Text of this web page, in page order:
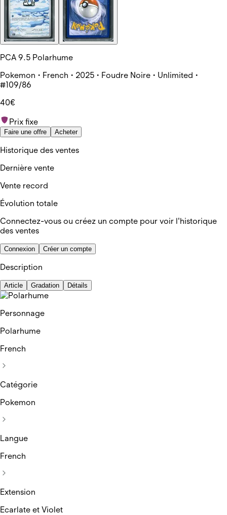
PCA 9.5 Polarhume
Pokemon • French • 2025 • Foudre Noire • Unlimited •
#109/86
40€
Prix fixe
Faire une offre Acheter
Historique des ventes
Dernière vente
Vente record
Évolution totale
Connectez-vous ou créez un compte pour voir l'historique
des ventes
Connexion Créer un compte
Description
Article Gradation Détails
Personnage
Polarhume
French
Catégorie
Pokemon
Langue
French
Extension
Ecarlate et Violet